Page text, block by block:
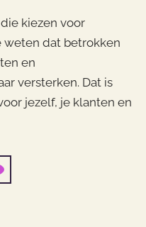
kiezen voor
weten dat betrokken
en
versterken. Dat is
jezelf, je klanten en